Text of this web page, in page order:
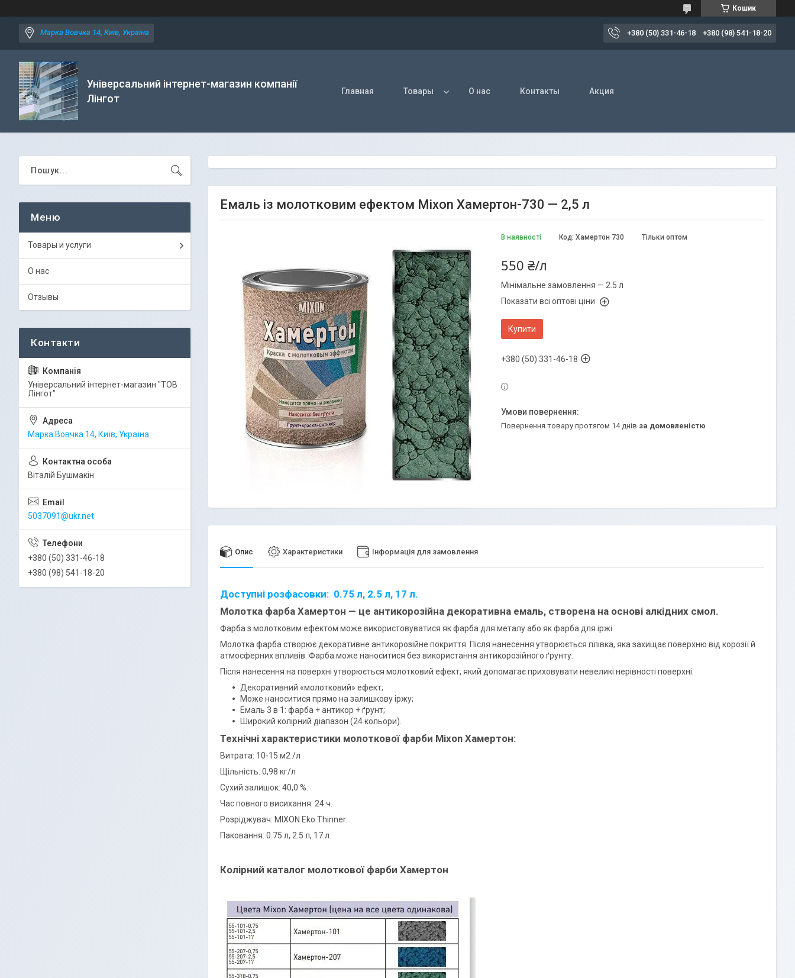
Кошик
Марка Вовчка 14, Київ, Україна +380 (50) 331-46-18 +380 (98) 541-18-20
Універсальний інтернет-магазин компанії
Лінгот
Главная Товары О нас Контакты Акция
Емаль із молотковим ефектом Mixon Хамертон-730 — 2,5 л
В наявності Тільки оптом
Код: Хамертон 730
550 ₴/л
Мінімальне замовлення — 2.5 л
Показати всі оптові ціни
Купити
+380 (50) 331-46-18
повернення товару протягом 14 днів за домовленістю
Опис Характеристики Інформація для замовлення
Доступні розфасовки: 0.75 л, 2.5 л, 17 л.
Молотка фарба Хамертон — це антикорозійна декоративна емаль, створена на основі алкідних смол.
Фарба з молотковим ефектом може використовуватися як фарба для металу або як фарба для іржі.
Молотка фарба створює декоративне антикорозійне покриття. Після нанесення утворюється плівка, яка захищає поверхню від корозії й
атмосферних впливів. Фарба може наноситися без використання антикорозійного ґрунту.
Після нанесення на поверхні утворюється молотковий ефект, який допомагає приховувати невеликі нерівності поверхні.
Декоративний «молотковий» ефект;
Може наноситися прямо на залишкову іржу;
Емаль 3 в 1: фарба + антикор + ґрунт;
Широкий колірний діапазон (24 кольори).
Технічні характеристики молоткової фарби Mixon Хамертон:
Витрата: 10-15 м2 /л
Щільність: 0,98 кг/л
Сухий залишок: 40,0 %.
Час повного висихання: 24 ч.
Розріджувач: MIXON Eko Thinner.
Паковання: 0.75 л, 2.5 л, 17 л.
Колірний каталог молоткової фарби Хамертон
Товары и услуги
О нас
Отзывы
Універсальний інтернет-магазин "ТОВ
Лінгот"
Марка Вовчка 14, Київ, Україна
Віталій Бушмакін
5037091@ukr.net
+380 (50) 331-46-18
+380 (98) 541-18-20